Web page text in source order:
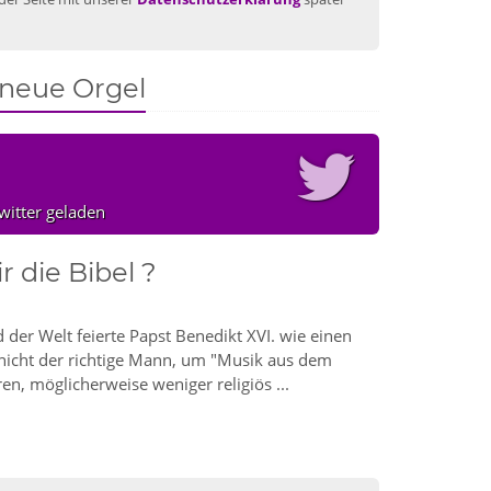
Orgel
geladen
die Bibel ?
der Welt feierte Papst Benedikt XVI. wie einen
der richtige Mann, um "Musik aus dem
möglicherweise weniger religiös ...